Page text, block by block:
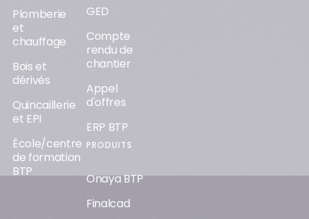
Plomberie
et
chauffage
Bois et
dérivés
Quincaillerie
et EPI
École/centre
de formation
BTP
GED
Compte
rendu de
chantier
Appel
d'offres
ERP BTP
PRODUITS
Onaya BTP
Finalcad